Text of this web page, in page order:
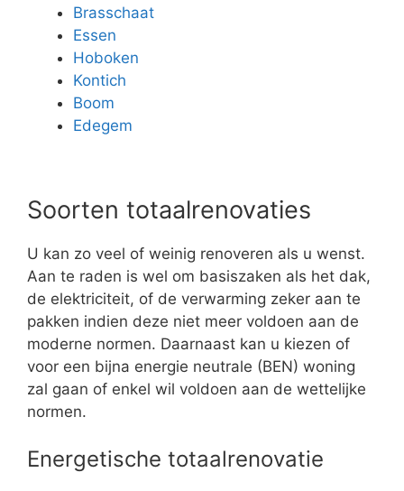
Brasschaat
Essen
Hoboken
Kontich
Boom
Edegem
Soorten totaalrenovaties
U kan zo veel of weinig renoveren als u wenst.
Aan te raden is wel om basiszaken als het dak,
de elektriciteit, of de verwarming zeker aan te
pakken indien deze niet meer voldoen aan de
moderne normen. Daarnaast kan u kiezen of
voor een bijna energie neutrale (BEN) woning
zal gaan of enkel wil voldoen aan de wettelijke
normen.
Energetische totaalrenovatie